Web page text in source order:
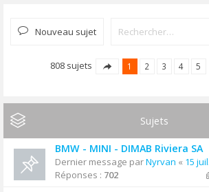
Nouveau sujet
808 sujets 1 2 3 4 5
Sujets
BMW - MINI - DIMAB Riviera SA
Dernier message parNyrvan « 15
Réponses : 702